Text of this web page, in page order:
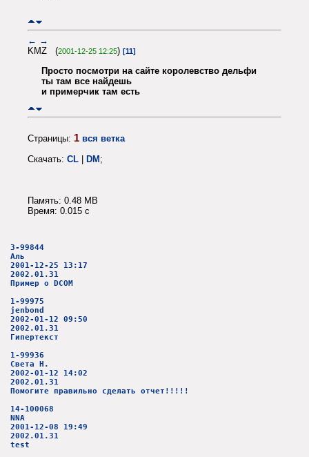
← →
KMZ (2001-12-25 12:25) [11]
Просто посмотри на сайте королевство дельфи
ты там все найдешь
и примерчик там есть
Страницы: 1 вся ветка
Скачать: CL DM ;
Память: 0.48 MB
Время: 0.015 c
3-99844
Аль
2001-12-25 13:17
2002.01.31
Пример о DCOM
1-99975
jenbond
2002-01-12 09:50
2002.01.31
Гипертекст
1-99936
Света Н.
2002-01-12 14:02
2002.01.31
Помогите правильно сделать отчет!!!!!
14-100068
NNA
2001-12-08 19:49
2002.01.31
test